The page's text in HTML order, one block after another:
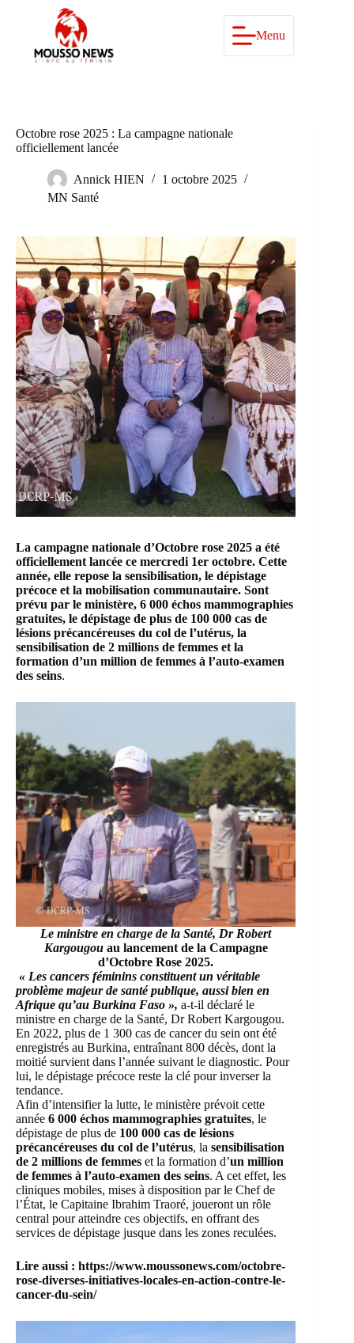
Menu
Octobre rose 2025 : La campagne nationale
officiellement lancée
Annick HIEN
1 octobre 2025
MN Santé
La campagne nationale d’Octobre rose 2025 a été
officiellement lancée ce mercredi 1er octobre. Cette
année, elle repose la sensibilisation, le dépistage
précoce et la mobilisation communautaire. Sont
prévu par le ministère, 6 000 échos mammographies
gratuites, le dépistage de plus de 100 000 cas de
lésions précancéreuses du col de l’utérus, la
sensibilisation de 2 millions de femmes et la
formation d’un million de femmes à l’auto-examen
des seins.
Le ministre en charge de la Santé, Dr Robert
Kargougouau lancement de la Campagne
d’Octobre Rose 2025.
« Les cancers féminins constituent un véritable
problème majeur de santé publique, aussi bien en
Afrique qu’au Burkina Faso », a-t-il déclaré le
ministre en charge de la Santé, Dr Robert Kargougou.
En 2022, plus de 1 300 cas de cancer du sein ont été
enregistrés au Burkina, entraînant 800 décès, dont la
moitié survient dans l’année suivant le diagnostic. Pour
lui, le dépistage précoce reste la clé pour inverser la
tendance.
Afin d’intensifier la lutte, le ministère prévoit cette
année 6 000 échos mammographies gratuites, le
dépistage de plus de 100 000 cas de lésions
précancéreuses du col de l’utérus, la sensibilisation
de 2 millions de femmes et la formation d’un million
de femmes à l’auto-examen des seins. A cet effet, les
cliniques mobiles, mises à disposition par le Chef de
l’État, le Capitaine Ibrahim Traoré, joueront un rôle
central pour atteindre ces objectifs, en offrant des
services de dépistage jusque dans les zones reculées.
Lire aussi : https://www.moussonews.com/octobre-
rose-diverses-initiatives-locales-en-action-contre-le-
cancer-du-sein/